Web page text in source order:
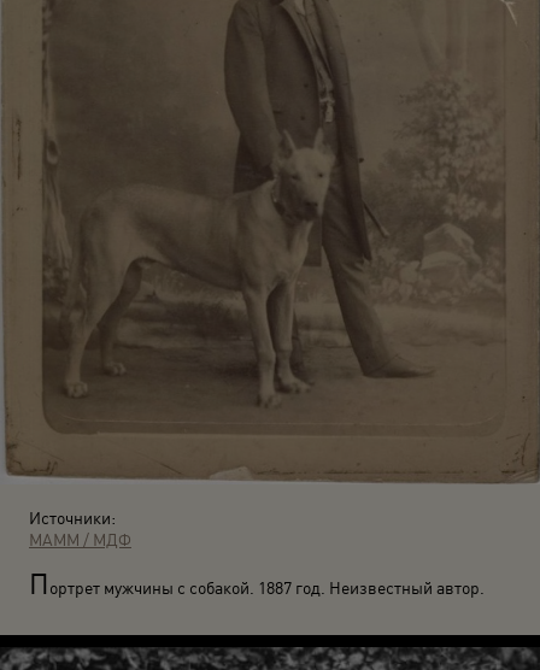
Источники:
МАММ / МДФ
Портрет мужчины с собакой. 1887 год. Неизвестный автор.